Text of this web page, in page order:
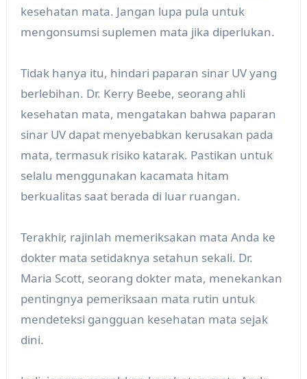
kesehatan mata. Jangan lupa pula untuk
mengonsumsi suplemen mata jika diperlukan.
Tidak hanya itu, hindari paparan sinar UV yang
berlebihan. Dr. Kerry Beebe, seorang ahli
kesehatan mata, mengatakan bahwa paparan
sinar UV dapat menyebabkan kerusakan pada
mata, termasuk risiko katarak. Pastikan untuk
selalu menggunakan kacamata hitam
berkualitas saat berada di luar ruangan.
Terakhir, rajinlah memeriksakan mata Anda ke
dokter mata setidaknya setahun sekali. Dr.
Maria Scott, seorang dokter mata, menekankan
pentingnya pemeriksaan mata rutin untuk
mendeteksi gangguan kesehatan mata sejak
dini.